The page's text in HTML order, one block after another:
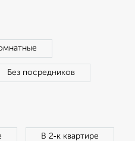
Без посредников
В 2‑к квартире